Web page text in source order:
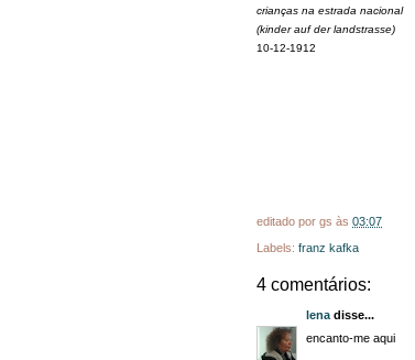
crianças na estrada nacional
(kinder auf der landstrasse)
10-12-1912
editado por gs às 03:07
Labels: franz kafka
4 comentários:
lena disse...
encanto-me aqui